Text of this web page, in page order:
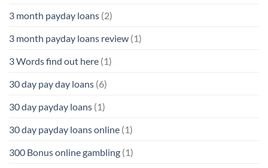
3 month payday loans (2)
3 month payday loans review (1)
3 Words find out here (1)
30 day pay day loans (6)
30 day payday loans (1)
30 day payday loans online (1)
300 Bonus online gambling (1)